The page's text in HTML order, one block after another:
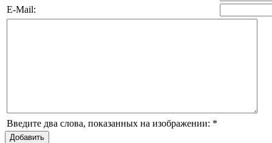
E-Mail:
Введите два слова, показанных на изображении: *